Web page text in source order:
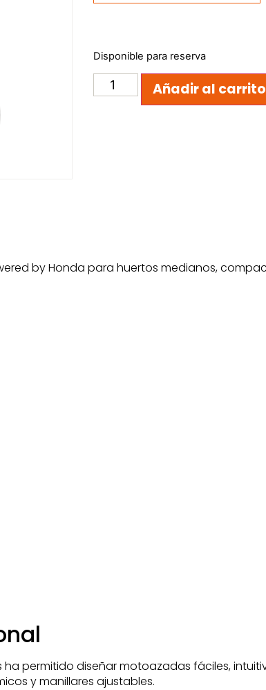
Disponible para reserva
Añadir al carrito
by Honda para huertos medianos,
permitido diseñar motoazadas fáciles,
y manillares ajustables.